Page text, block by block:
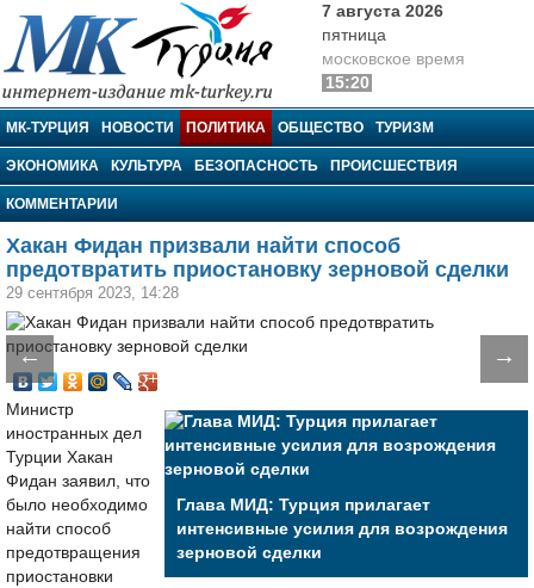
МК-Турция
7 августа 2026
пятница
московское время
15:20
МК-ТУРЦИЯ НОВОСТИ ПОЛИТИКА ОБЩЕСТВО ТУРИЗМ
ЭКОНОМИКА КУЛЬТУРА БЕЗОПАСНОСТЬ ПРОИСШЕСТВИЯ
КОММЕНТАРИИ
Хакан Фидан призвали найти способ
предотвратить приостановку зерновой сделки
29 сентября 2023, 14:28
← →
Глава МИД: Турция прилагает
интенсивные усилия для возрождения
зерновой сделки
Министр
иностранных дел
Турции Хакан
Фидан заявил, что
было необходимо
найти способ
предотвращения
приостановки